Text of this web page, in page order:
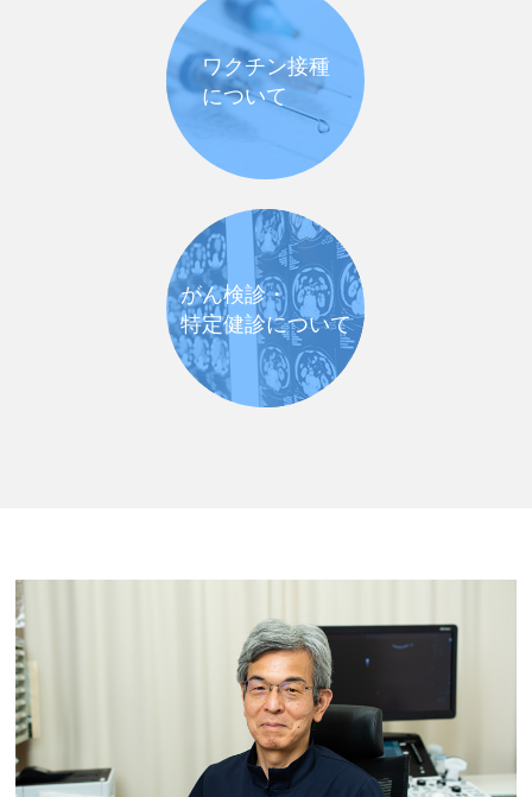
ワクチン接種
について
がん検診・
特定健診について